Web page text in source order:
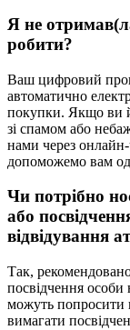
Я не
робити?
Ваш цифровий
автоматично
покупки. Якщо ви
зі спамом або
нами через
допоможемо вам
Чи потрібно
або
відвідування
Так,
посвідчення особи
можуть попросити
вимагати